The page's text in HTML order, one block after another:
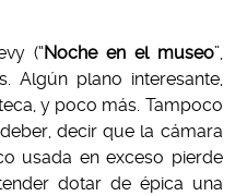
(“Noche en el museo”,
Algún plano interesante,
y poco más. Tampoco
decir que la cámara
usada en exceso pierde
dotar de épica una